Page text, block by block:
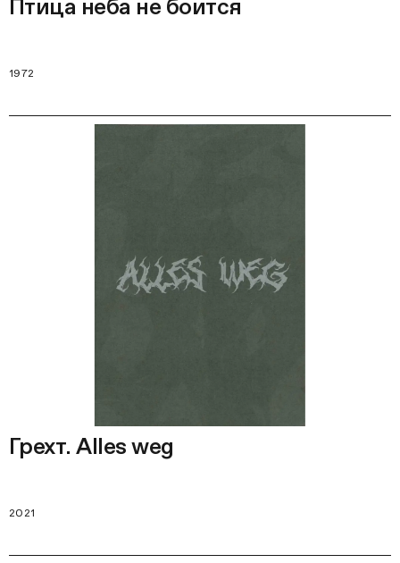
Птица неба не боится
1972
Грехт. Alles weg
2021